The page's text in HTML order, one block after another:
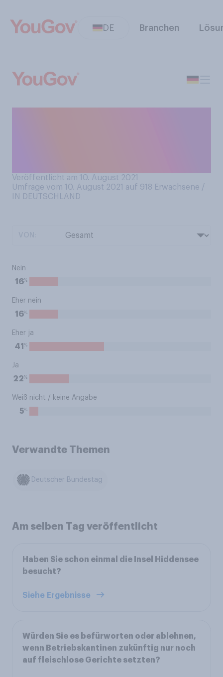
DE Branchen
Veröffentlicht am 10. August 2021
Umfrage vom 10. August 2021 auf 918 Erwachsene /
IN DEUTSCHLAND
Nein
16%
Eher nein
16%
Eher ja
41 %
Ja
22%
Weiß nicht / keine Angabe
5%
Verwandte Themen
Deutscher Bundestag
Am selben Tag veröffentlicht
Haben Sie schon einmal die Insel Hiddensee
besucht?
Siehe Ergebnisse
Würden Sie es befürworten oder ablehnen,
wenn Betriebskantinen zukünftig nur noch
auf fleischlose Gerichte setzten?